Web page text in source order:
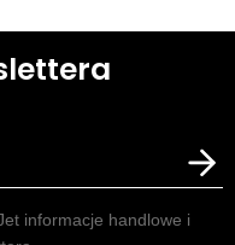
informacje handlowe i